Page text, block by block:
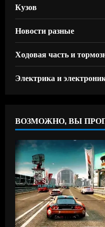
Кузов
Новости разные
Ходовая часть и
Электрика и
ВОЗМОЖНО, ВЫ